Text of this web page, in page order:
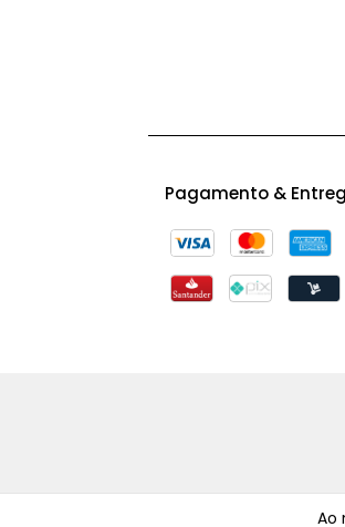
Ao
Pagamento &